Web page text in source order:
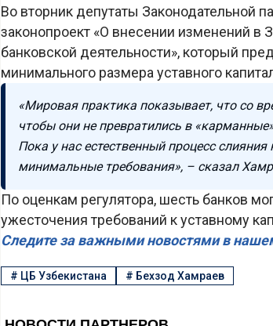
Во вторник депутаты Законодательной
законопроект «О внесении изменений в
банковской деятельности», который
минимального размера уставного
«Мировая практика показывает, что со
чтобы они не превратились в
Пока у нас естественный процесс
минимальные требования», – сказал
По оценкам регулятора, шесть банков
ужесточения требований к уставному
Следите за важными новостями в
# ЦБ Узбекистана # Бехзод Хамраев